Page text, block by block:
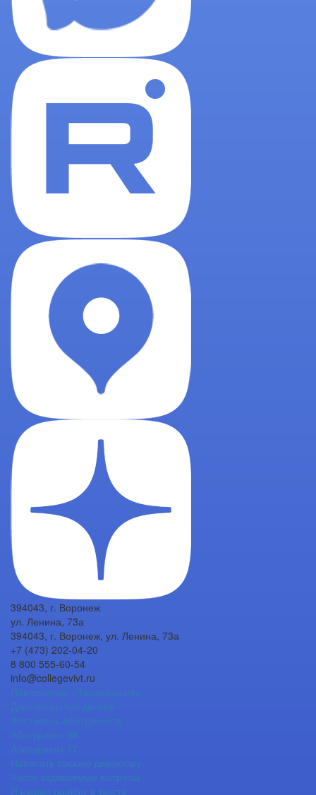
394043, г. Воронеж
ул. Ленина, 73а
394043, г. Воронеж, ул. Ленина, 73а
+7 (473) 202-04-20
8 800 555-60-54
info@collegevivt.ru
Приложение «Технобашня»
День открытых дверей
Фестиваль абитуриента
Абитуриент ВК
Абитуриент ТГ
Написать письмо директору
Часто задаваемые вопросы
Я нашел ошибку в тексте